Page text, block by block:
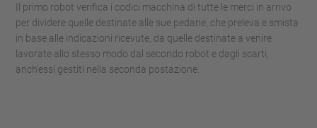
Il primo robot verifica i codici macchina di tutte le merci in arrivo
per dividere quelle destinate alle sue pedane, che preleva e smista
in base alle indicazioni ricevute, da quelle destinate a venire
lavorate allo stesso modo dal secondo robot e dagli scarti,
anch’essi gestiti nella seconda postazione.